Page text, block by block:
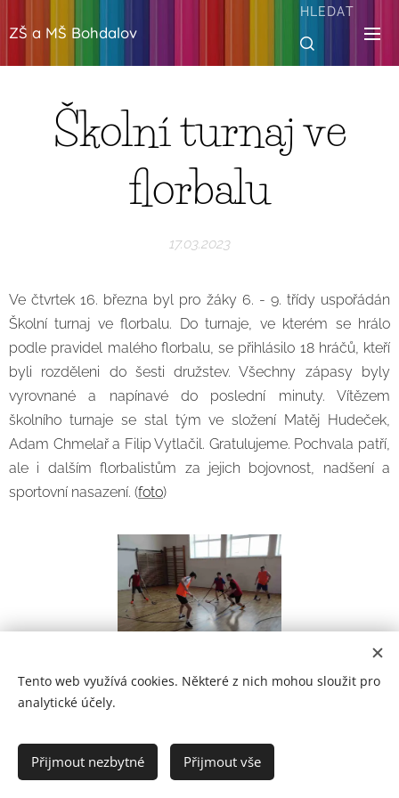
ZŠ a MŠ Bohdalov
HLEDAT
Školní turnaj ve
florbalu
17.03.2023
Ve čtvrtek 16. března byl pro žáky 6. - 9. třídy uspořádán
Školní turnaj ve florbalu. Do turnaje, ve kterém se hrálo
podle pravidel malého florbalu, se přihlásilo 18 hráčů, kteří
byli rozděleni do šesti družstev. Všechny zápasy byly
vyrovnané a napínavé do poslední minuty. Vítězem
školního turnaje se stal tým ve složení Matěj Hudeček,
Adam Chmelař a Filip Vytlačil. Gratulujeme. Pochvala patří,
ale i dalším florbalistům za jejich bojovnost, nadšení a
sportovní nasazení. (foto)
Cookies
Tento web využívá cookies. Některé z nich mohou sloužit pro
analytické účely.
Přijmout nezbytné Přijmout vše